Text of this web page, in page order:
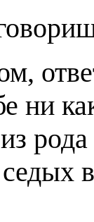
ни
седых